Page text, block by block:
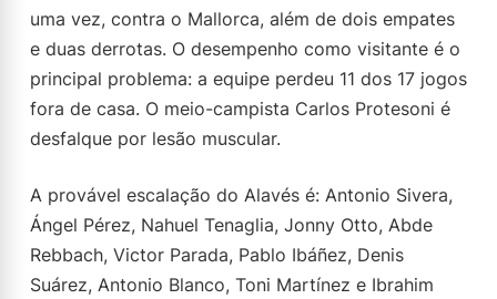
uma vez, contra o Mallorca, além de dois empates
e duas derrotas. O desempenho como visitante é o
principal problema: a equipe perdeu 11 dos 17 jogos
fora de casa. O meio-campista Carlos Protesoni é
desfalque por lesão muscular.
A provável escalação do Alavés é: Antonio Sivera,
Ángel Pérez, Nahuel Tenaglia, Jonny Otto, Abde
Rebbach, Victor Parada, Pablo Ibáñez, Denis
Suárez, Antonio Blanco, Toni Martínez e Ibrahim